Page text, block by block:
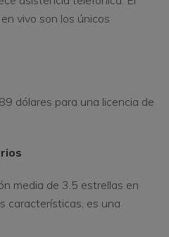
vivo son los únicos
dólares para una licencia de
media de 3.5 estrellas en
características, es una